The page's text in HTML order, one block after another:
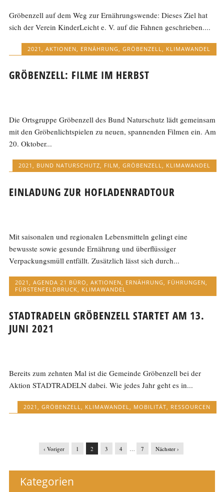
Gröbenzell auf dem Weg zur Ernährungswende: Dieses Ziel hat
sich der Verein KinderLeicht e. V. auf die Fahnen geschrieben....
2021 , AKTIONEN, ERNÄHRUNG, GRÖBENZELL, KLIMAWANDEL
GRÖBENZELL: FILME IM HERBST
Die Ortsgruppe Gröbenzell des Bund Naturschutz lädt gemeinsam
mit den Gröbenlichtspielen zu neuen, spannenden Filmen ein. Am
20. Oktober...
2021 , BUND NATURSCHUTZ, FILM, GRÖBENZELL, KLIMAWANDEL
EINLADUNG ZUR HOFLADENRADTOUR
Mit saisonalen und regionalen Lebensmitteln gelingt eine
bewusste sowie gesunde Ernährung und überflüssiger
Verpackungsmüll entfällt. Zusätzlich lässt sich durch...
2021 ,AGENDA 21 BÜRO ,AKTIONEN ERNÄHRUNG FÜHRUNGEN
FÜRSTENFELDBRUCK
KLIMAWANDEL
STADTRADELN GRÖBENZELL STARTET AM 13.
JUNI 2021
Bereits zum zehnten Mal ist die Gemeinde Gröbenzell bei der
Aktion STADTRADELN dabei. Wie jedes Jahr geht es in...
2021 , GRÖBENZELL, KLIMAWANDEL, MOBILITÄT, RESSOURCEN
‹ Voriger 1 2 3 4 … 7 Nächster ›
Kategorien